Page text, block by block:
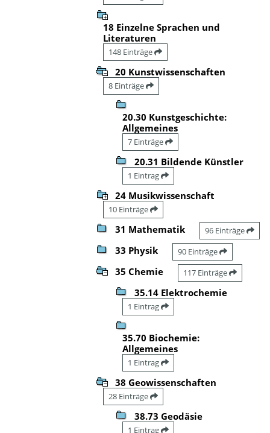
18 Einzelne Sprachen und
Literaturen
148 Einträge
20 Kunstwissenschaften
8 Einträge
20.30 Kunstgeschichte:
Allgemeines
7 Einträge
20.31 Bildende Künstler
1 Eintrag
24 Musikwissenschaft
10 Einträge
31 Mathematik 96 Einträge
33 Physik 90 Einträge
35 Chemie 117 Einträge
35.14 Elektrochemie
1 Eintrag
35.70 Biochemie:
Allgemeines
1 Eintrag
38 Geowissenschaften
28 Einträge
38.73 Geodäsie
1 Eintrag